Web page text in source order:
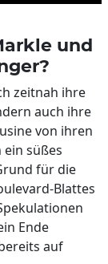
und
zeitnah ihre
auch ihre
von ihren
ein süßes
für die
Blattes
Ende
auf